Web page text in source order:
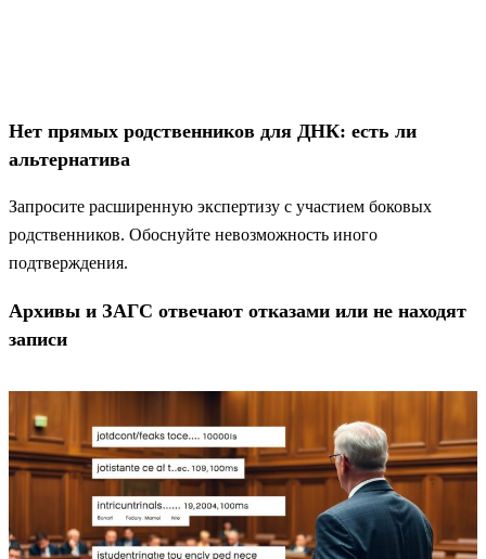
Нет прямых родственников для ДНК: есть ли
альтернатива
Запросите расширенную экспертизу с участием боковых
родственников. Обоснуйте невозможность иного
подтверждения.
Архивы и ЗАГС отвечают отказами или не находят
записи